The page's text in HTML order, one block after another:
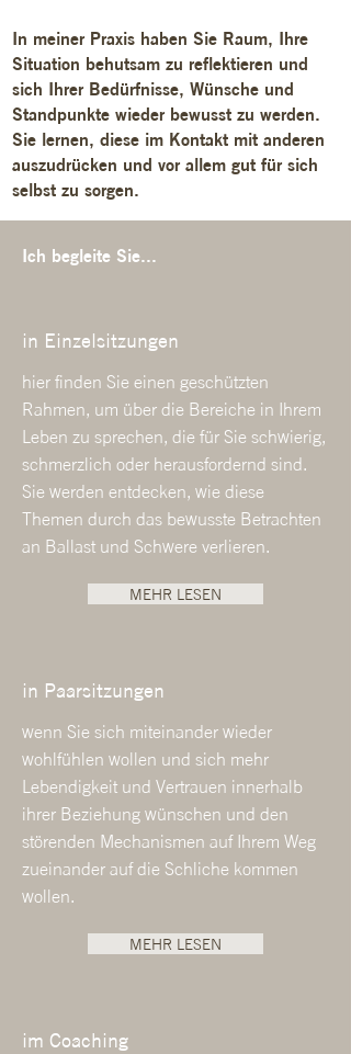
In meiner Praxis haben Sie Raum, Ihre
Situation behutsam zu reflektieren und
sich Ihrer Bedürfnisse, Wünsche und
Standpunkte wieder bewusst zu werden.
Sie lernen, diese im Kontakt mit anderen
auszudrücken und vor allem gut für sich
selbst zu sorgen.
Ich begleite Sie...
in Einzelsitzungen
hier finden Sie einen geschützten
Rahmen, um über die Bereiche in Ihrem
Leben zu sprechen, die für Sie schwierig,
schmerzlich oder herausfordernd sind.
Sie werden entdecken, wie diese
Themen durch das bewusste Betrachten
an Ballast und Schwere verlieren.
MEHR LESEN
in Paarsitzungen
wenn Sie sich miteinander wieder
wohlfühlen wollen und sich mehr
Lebendigkeit und Vertrauen innerhalb
ihrer Beziehung wünschen und den
störenden Mechanismen auf Ihrem Weg
zueinander auf die Schliche kommen
wollen.
MEHR LESEN
im Coaching